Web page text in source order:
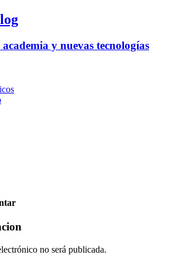
y nuevas tecnologías
no será publicada.